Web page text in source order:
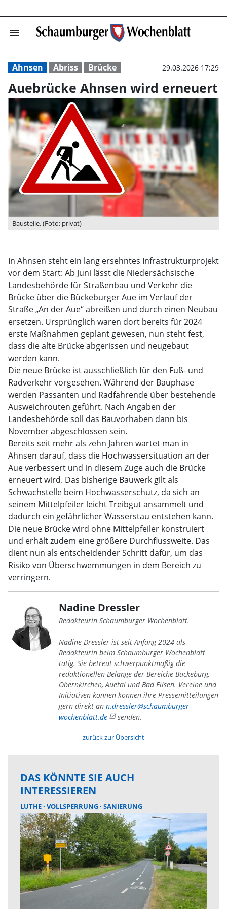
menu Auebrücke
Ahnsen Abriss Brücke 29.03.2026 17:29
Auebrücke Ahnsen wird erneuert
Baustelle. (Foto: privat)
In Ahnsen steht ein lang ersehntes Infrastrukturprojekt
vor dem Start: Ab Juni lässt die Niedersächsische
Landesbehörde für Straßenbau und Verkehr die
Brücke über die Bückeburger Aue im Verlauf der
Straße „An der Aue“ abreißen und durch einen Neubau
ersetzen. Ursprünglich waren dort bereits für 2024
erste Maßnahmen geplant gewesen, nun steht fest,
dass die alte Brücke abgerissen und neugebaut
werden kann.
Die neue Brücke ist ausschließlich für den Fuß- und
Radverkehr vorgesehen. Während der Bauphase
werden Passanten und Radfahrende über bestehende
Ausweichrouten geführt. Nach Angaben der
Landesbehörde soll das Bauvorhaben dann bis
November abgeschlossen sein.
Bereits seit mehr als zehn Jahren wartet man in
Ahnsen darauf, dass die Hochwassersituation an der
Aue verbessert und in diesem Zuge auch die Brücke
erneuert wird. Das bisherige Bauwerk gilt als
Schwachstelle beim Hochwasserschutz, da sich an
seinem Mittelpfeiler leicht Treibgut ansammelt und
dadurch ein gefährlicher Wasserstau entstehen kann.
Die neue Brücke wird ohne Mittelpfeiler konstruiert
und erhält zudem eine größere Durchflussweite. Das
dient nun als entscheidender Schritt dafür, um das
Risiko von Überschwemmungen in dem Bereich zu
verringern.
Nadine Dressler
Redakteurin Schaumburger Wochenblatt.
Nadine Dressler ist seit Anfang 2024 als
Redakteurin beim Schaumburger Wochenblatt
tätig. Sie betreut schwerpunktmäßig die
redaktionellen Belange der Bereiche Bückeburg,
Obernkirchen, Auetal und Bad Eilsen. Vereine und
Initiativen können können ihre Pressemitteilungen
gern direkt an n.dressler@schaumburger-
wochenblatt.de
senden.
zurück zur Übersicht
DAS KÖNNTE SIE AUCH
INTERESSIEREN
LUTHE VOLLSPERRUNG SANIERUNG